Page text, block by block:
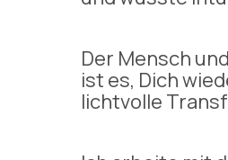
Der Mensch
ist es, Dich
lichtvolle